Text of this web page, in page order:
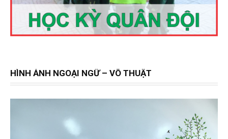
HÌNH ẢNH NGOẠI NGỮ – VÕ THUẬT